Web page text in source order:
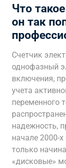
Что
он так
Счетчик
однофазный
включения,
учета
переменного
надежность,
начале 2000-
только
«дисковые»